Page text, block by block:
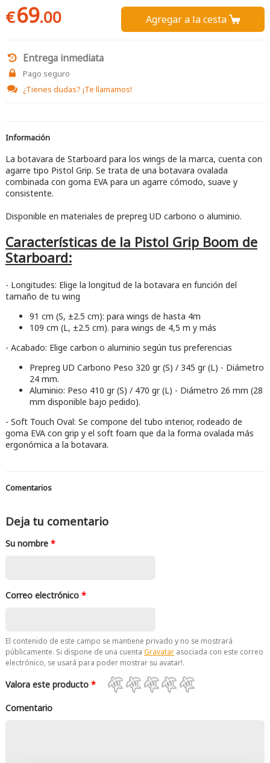
€69.00 Agregar a la cesta 
Entrega inmediata
Pago seguro
¿Tienes dudas? ¡Te llamamos!
Información
La botavara de Starboard para los wings de la marca, cuenta con
agarre tipo Pistol Grip. Se trata de una botavara ovalada
combinada con goma EVA para un agarre cómodo, suave y
consistente.
Disponible en materiales de prepreg UD carbono o aluminio.
Características de la Pistol Grip Boom de
Starboard:
- Longitudes: Elige la longitud de la botavara en función del
tamaño de tu wing
91 cm (S, ±2.5 cm): para wings de hasta 4m
109 cm (L, ±2.5 cm). para wings de 4,5 m y más
- Acabado: Elige carbon o aluminio según tus preferencias
Prepreg UD Carbono Peso 320 gr (S) / 345 gr (L) - Diámetro
24 mm.
Aluminio: Peso 410 gr (S) / 470 gr (L) - Diámetro 26 mm (28
mm disponible bajo pedido).
- Soft Touch Oval: Se compone del tubo interior, rodeado de
goma EVA con grip y el soft foam que da la forma ovalada más
ergonómica a la botavara.
Comentarios
Deja tu comentario
Su nombre *
Correo electrónico *
El contenido de este campo se mantiene privado y no se mostrará
públicamente. Si dispone de una cuenta Gravatarasociada con este correo
electrónico, se usará para poder mostrar su avatar!.
Valora este producto *
Comentario